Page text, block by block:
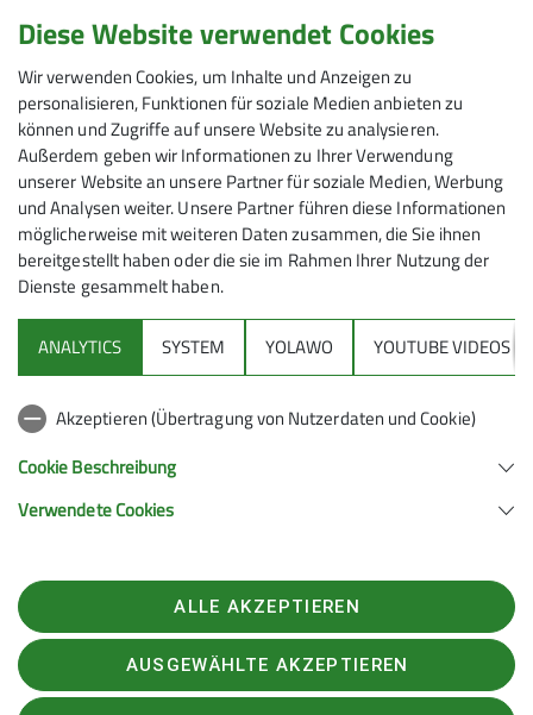
Nächtigungen können über das Online-
Reservierungssystem hut-reservation.org gebucht
werden. Schaut auch gerne einmal auf die neu
gestaltete Website (www.wolfratshauserhuette.at) des
Hüttenteams, dort findet Ihr eine Reihe von geplanten
Veranstaltungen auf unserer Hütte.
Zu weiterenInformationenüber die Hütte.
Alpenverein
Sektion Wolfratshausen des Deutschen Alpenvereins e.V.
Telefon +4981713870874
Diese Website verwendet Cookies
Wir verwenden Cookies, um Inhalte und Anzeigen zu
personalisieren, Funktionen für soziale Medien anbieten zu
können und Zugriffe auf unsere Website zu analysieren.
Außerdem geben wir Informationen zu Ihrer Verwendung
unserer Website an unsere Partner für soziale Medien, Werbung
und Analysen weiter. Unsere Partner führen diese Informationen
möglicherweise mit weiteren Daten zusammen, die Sie ihnen
bereitgestellt haben oder die sie im Rahmen Ihrer Nutzung der
Dienste gesammelt haben.
ANALYTICS SYSTEM YOLAWO YOUTUBE VIDEOS
Akzeptieren (Übertragung von Nutzerdaten und Cookie)
Cookie Beschreibung
Verwendete Cookies
ALLE AKZEPTIEREN
AUSGEWÄHLTE AKZEPTIEREN